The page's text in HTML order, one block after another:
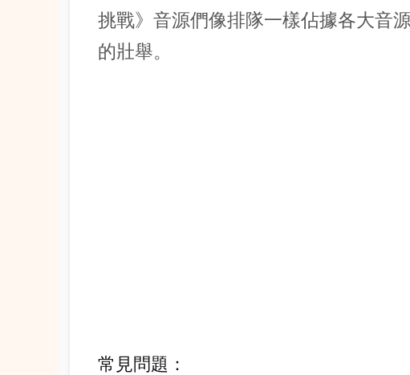
挑戰》音源們像排隊一樣佔據各大音
的壯舉。
常見問題：